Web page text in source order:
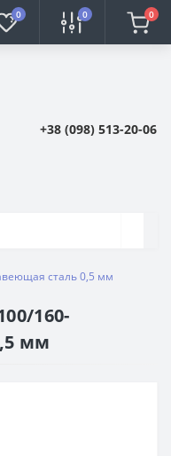
0 0 0
+38 (098) 513-20-06
сталь 0,5 мм
160-
мм